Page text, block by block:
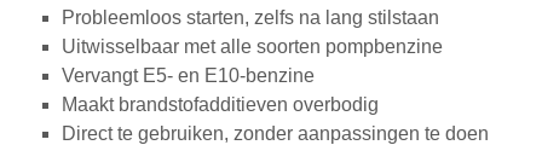
Probleemloos starten, zelfs na lang stilstaan
Uitwisselbaar met alle soorten pompbenzine
Vervangt E5- en E10-benzine
Maakt brandstofadditieven overbodig
Direct te gebruiken, zonder aanpassingen te doen